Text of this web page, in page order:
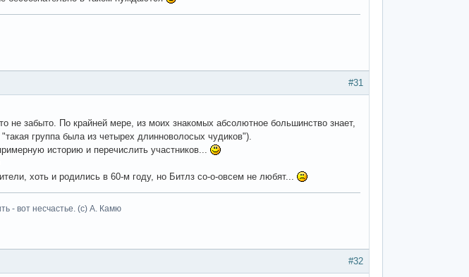
#31
не забыто. По крайней мере, из моих знакомых абсолютное большинство знает,
группа была из четырех длинноволосых чудиков").
историю и перечислить участников...
хоть и родились в 60-м году, но Битлз со-о-овсем не любят...
- вот несчастье. (с) А. Камю
#32